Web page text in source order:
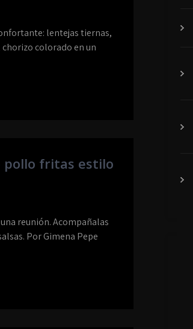
lentejas tiernas,
colorado en un
pollo fritas estilo
reunión. Acompañalas
Por Gimena Pepe